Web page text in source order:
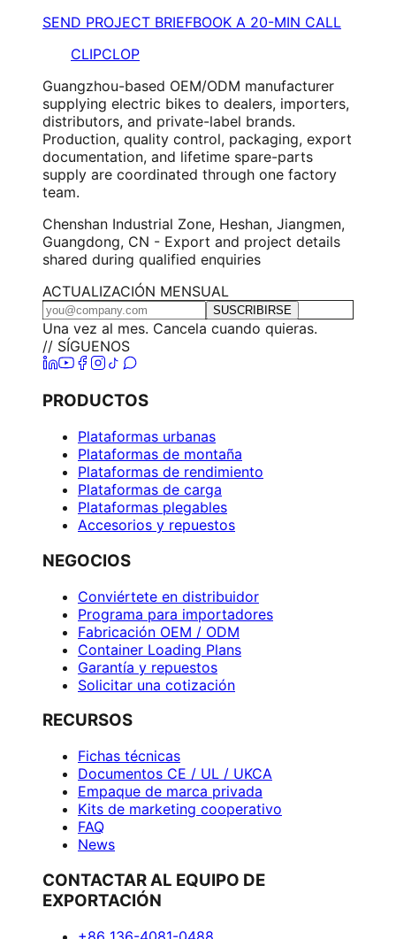
SEND PROJECT BRIEFBOOK A 20-MIN CALL
CLIPCLOP
Guangzhou-based OEM/ODM manufacturer
supplying electric bikes to dealers, importers,
distributors, and private-label brands.
Production, quality control, packaging, export
documentation, and lifetime spare-parts
supply are coordinated through one factory
team.
Chenshan Industrial Zone, Heshan, Jiangmen,
Guangdong, CN - Export and project details
shared during qualified enquiries
ACTUALIZACIÓN MENSUAL
SUSCRIBIRSE
Una vez al mes. Cancela cuando quieras.
// SÍGUENOS
PRODUCTOS
Plataformas urbanas
Plataformas de montaña
Plataformas de rendimiento
Plataformas de carga
Plataformas plegables
Accesorios y repuestos
NEGOCIOS
Conviértete en distribuidor
Programa para importadores
Fabricación OEM / ODM
Container Loading Plans
Garantía y repuestos
Solicitar una cotización
RECURSOS
Fichas técnicas
Documentos CE / UL / UKCA
Empaque de marca privada
Kits de marketing cooperativo
FAQ
News
CONTACTAR AL EQUIPO DE
EXPORTACIÓN